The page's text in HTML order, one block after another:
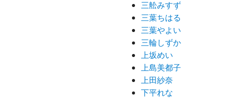
三舩みすず
三葉ちはる
三葉やよい
三輪しずか
上坂めい
上島美都子
上田紗奈
下平れな